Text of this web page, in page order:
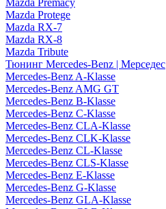
Mazda Premacy
Mazda Protege
Mazda RX-7
Mazda RX-8
Mazda Tribute
Тюнинг Mercedes-Benz | Мерседес
Mercedes-Benz A-Klasse
Mercedes-Benz AMG GT
Mercedes-Benz B-Klasse
Mercedes-Benz C-Klasse
Mercedes-Benz CLA-Klasse
Mercedes-Benz CLK-Klasse
Mercedes-Benz CL-Klasse
Mercedes-Benz CLS-Klasse
Mercedes-Benz E-Klasse
Mercedes-Benz G-Klasse
Mercedes-Benz GLA-Klasse